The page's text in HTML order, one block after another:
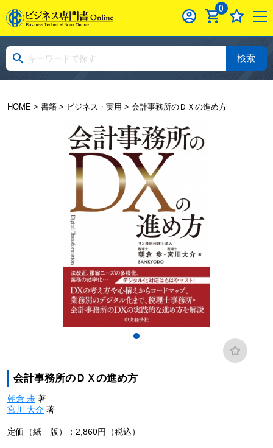
0
検索
HOME> 書籍> ビジネス・実用 > 会計事務所のＤＸの進め方
会計事務所のＤＸの進め方
朝倉 歩著
宮川 大介著
定価（紙 版）：2,860円（税込）